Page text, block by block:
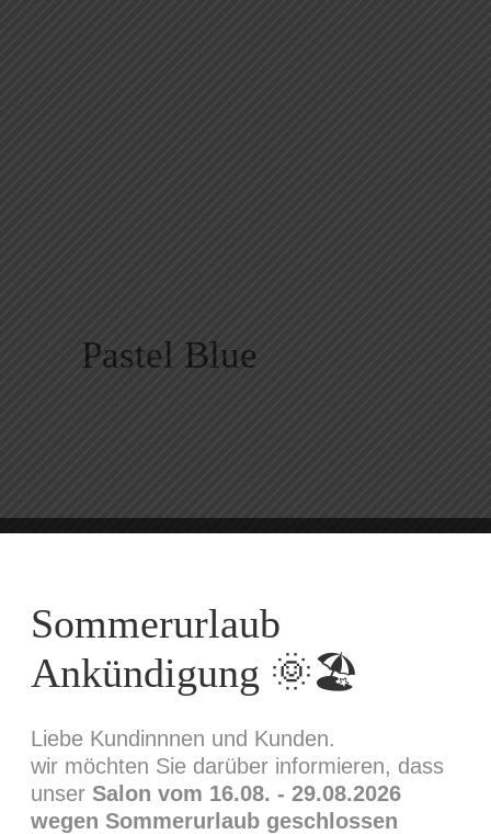
Pastel Blue
Sommerurlaub
Ankündigung 🌞🏖️
Liebe Kundinnnen und Kunden.
wir möchten Sie darüber informieren, dass
unser Salon vom 16.08. - 29.08.2026
wegen Sommerurlaub geschlossen